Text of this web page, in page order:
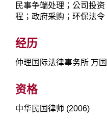
民事争端处理；公司投
程；政府采购；环保法令
经历
仲理国际法律事务所 万
资格
中华民国律师 (2006)